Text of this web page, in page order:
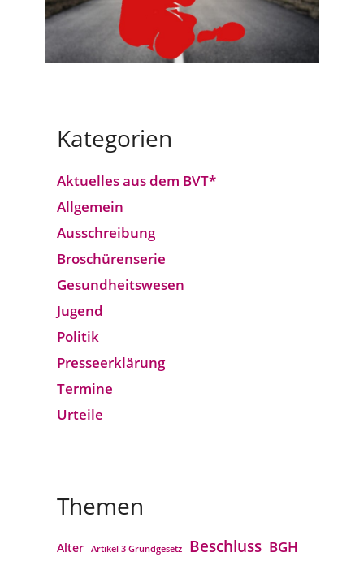
Kategorien
Aktuelles aus dem BVT*
Allgemein
Ausschreibung
Broschürenserie
Gesund­heits­wesen
Jugend
Politik
Presseerklärung
Termine
Urteile
Themen
Alter Artikel 3 Grundgesetz Beschluss BGH